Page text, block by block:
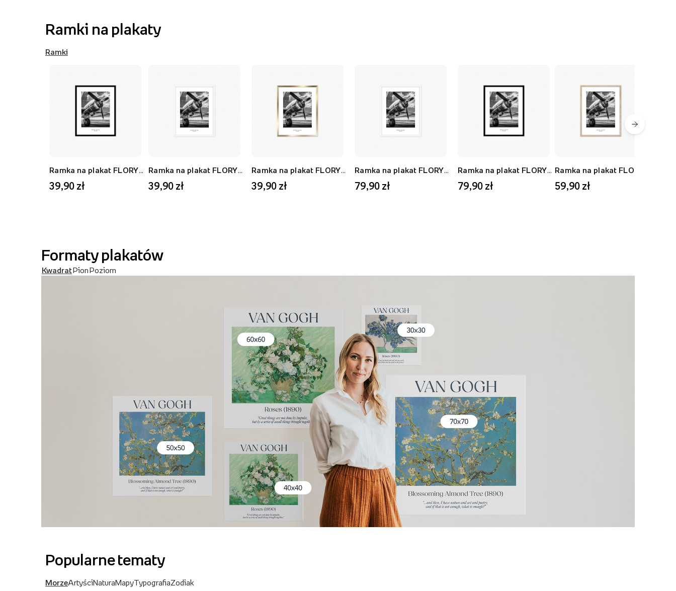
Ramki na plakaty
Ramki
39,90 zł 39,90 zł 39,90 zł 79,90 zł 79,90 zł 59,90 zł
Formaty plakatów
KwadratPionPoziom
Popularne tematy
MorzeArtyściNaturaMapyTypografiaZodiak